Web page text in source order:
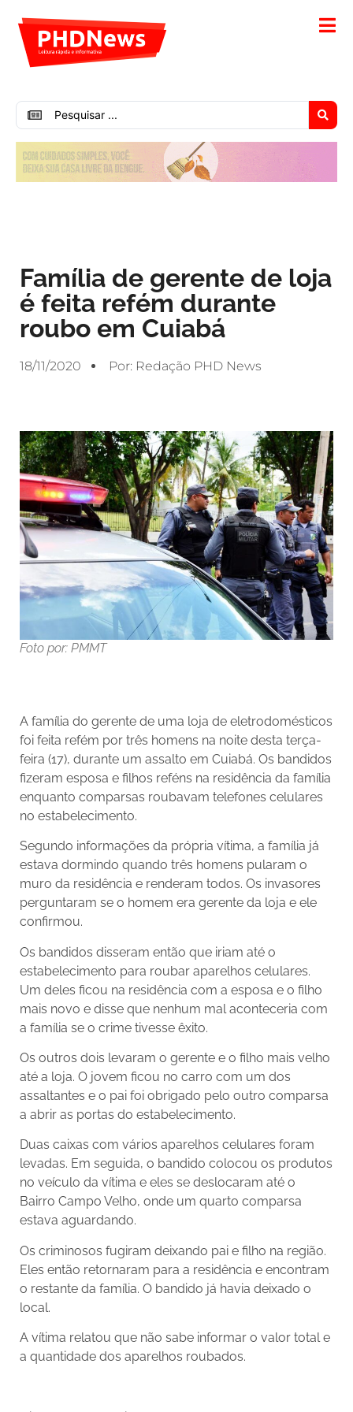
Família de gerente de loja
é feita refém durante
roubo em Cuiabá
18/11/2020 Por: Redação PHD News
Foto por: PMMT
A família do gerente de uma loja de eletrodomésticos
foi feita refém por três homens na noite desta terça-
feira (17), durante um assalto em Cuiabá. Os bandidos
fizeram esposa e filhos reféns na residência da família
enquanto comparsas roubavam telefones celulares
no estabelecimento.
Segundo informações da própria vítima, a família já
estava dormindo quando três homens pularam o
muro da residência e renderam todos. Os invasores
perguntaram se o homem era gerente da loja e ele
confirmou.
Os bandidos disseram então que iriam até o
estabelecimento para roubar aparelhos celulares.
Um deles ficou na residência com a esposa e o filho
mais novo e disse que nenhum mal aconteceria com
a família se o crime tivesse êxito.
Os outros dois levaram o gerente e o filho mais velho
até a loja. O jovem ficou no carro com um dos
assaltantes e o pai foi obrigado pelo outro comparsa
a abrir as portas do estabelecimento.
Duas caixas com vários aparelhos celulares foram
levadas. Em seguida, o bandido colocou os produtos
no veículo da vítima e eles se deslocaram até o
Bairro Campo Velho, onde um quarto comparsa
estava aguardando.
Os criminosos fugiram deixando pai e filho na região.
Eles então retornaram para a residência e encontram
o restante da família. O bandido já havia deixado o
local.
A vítima relatou que não sabe informar o valor total e
a quantidade dos aparelhos roubados.